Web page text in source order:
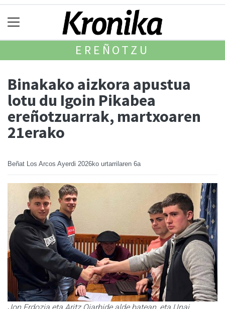
EREÑOTZU
Binakako aizkora apustua
lotu du Igoin Pikabea
ereñotzuarrak, martxoaren
21erako
Beñat Los Arcos Ayerdi 2026ko urtarrilaren 6a